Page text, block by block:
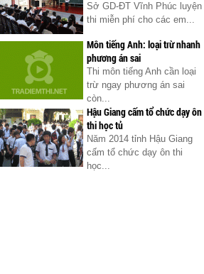
Sở GD-ĐT Vĩnh Phúc luyện
thi miễn phí cho các em...
Môn tiếng Anh: loại trừ nhanh
phương án sai
Thi môn tiếng Anh cần loại
trừ ngay phương án sai
còn...
Hậu Giang cấm tổ chức dạy ôn
thi học tủ
Năm 2014 tỉnh Hậu Giang
cấm tổ chức dạy ôn thi
học...